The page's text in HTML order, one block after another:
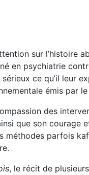
sur l’histoire
en psychiatrie
ce qu’il leur
émis par
des
que son
méthodes parfois
, le récit de